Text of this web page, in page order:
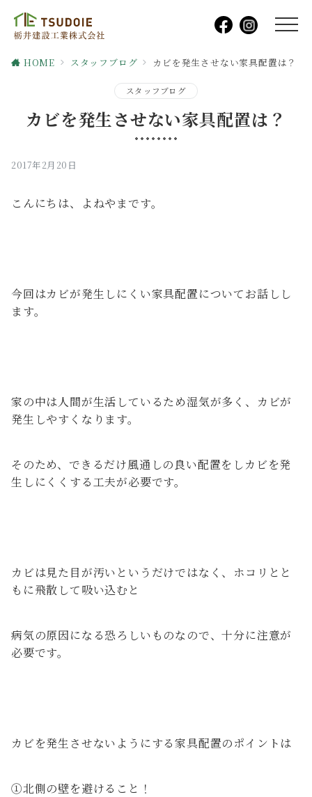
HOME スタッフブログ カビを発生させない家具配置は？
スタッフブログ
カビを発生させない家具配置は？
2017年2月20日
こんにちは、よねやまです。
今回はカビが発生しにくい家具配置についてお話しし
ます。
家の中は人間が生活しているため湿気が多く、カビが
発生しやすくなります。
そのため、できるだけ風通しの良い配置をしカビを発
生しにくくする工夫が必要です。
カビは見た目が汚いというだけではなく、ホコリとと
もに飛散して吸い込むと
病気の原因になる恐ろしいものなので、十分に注意が
必要です。
カビを発生させないようにする家具配置のポイントは
①北側の壁を避けること！